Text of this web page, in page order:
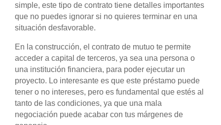
simple, este tipo de contrato tiene detalles importantes
que no puedes ignorar si no quieres terminar en una
situación desfavorable.
En la construcción, el contrato de mutuo te permite
acceder a capital de terceros, ya sea una persona o
una institución financiera, para poder ejecutar un
proyecto. Lo interesante es que este préstamo puede
tener o no intereses, pero es fundamental que estés al
tanto de las condiciones, ya que una mala
negociación puede acabar con tus márgenes de